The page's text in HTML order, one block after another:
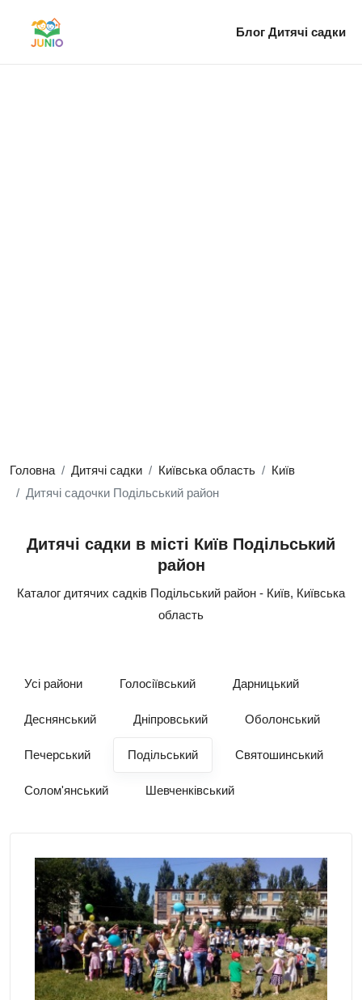
Блог Дитячі садки
Головна Дитячі садки Київська область
Київ
Дитячі садочки Подільський район
Дитячі садки в місті Київ Подільський
район
Каталог дитячих садків Подільський район - Київ, Київська
область
Усі райони Голосіївський Дарницький
Деснянський Дніпровський Оболонський
Печерський Подільський Святошинський
Солом'янський Шевченківський